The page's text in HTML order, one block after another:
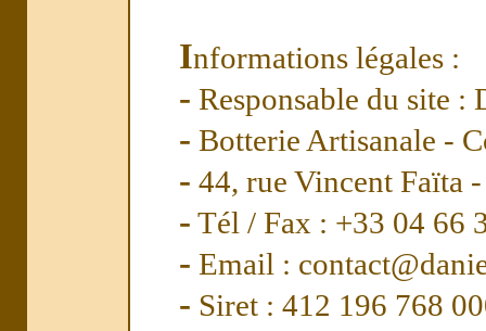
Informations légales :
- Responsable du site :
- Botterie Artisanale -
- 44, rue Vincent Faïta
- Tél / Fax : +33 04 66
- Email :
- Siret : 412 196 768